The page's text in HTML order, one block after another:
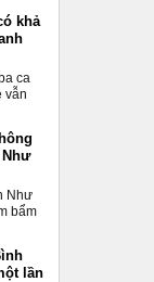
khả
ca
vẫn
Như
bẩm
lần